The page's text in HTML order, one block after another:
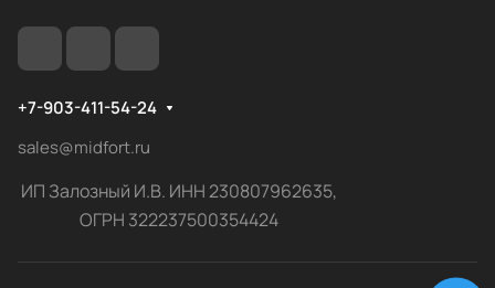
+7-903-411-54-24
sales@midfort.ru
ИП Залозный И.В. ИНН 230807962635,
ОГРН 322237500354424